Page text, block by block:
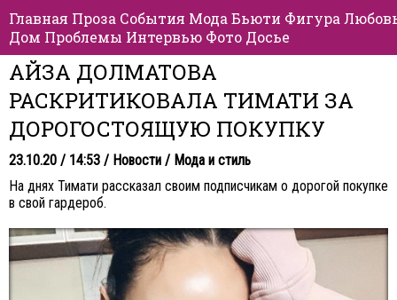
Главная Проза События Мода Бьюти Фигура
Дом Проблемы Интервью Фото Досье
АЙЗА ДОЛМАТОВА
РАСКРИТИКОВАЛА ТИМАТИ ЗА
ДОРОГОСТОЯЩУЮ ПОКУПКУ
23.10.20 / 14:53 / Новости / Мода и стиль
На днях Тимати рассказал своим подписчикам о дорогой покупке
в свой гардероб.